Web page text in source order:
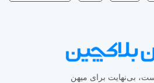
بی‌نهایت برای میهن